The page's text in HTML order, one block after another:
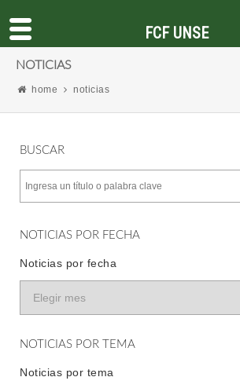
NOTICIAS
home noticias
BUSCAR
NOTICIAS POR FECHA
Noticias por fecha
NOTICIAS POR TEMA
Noticias por tema
FCF UNSE